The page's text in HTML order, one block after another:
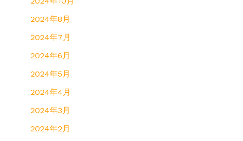
2024年8月
2024年7月
2024年6月
2024年5月
2024年4月
2024年3月
2024年2月